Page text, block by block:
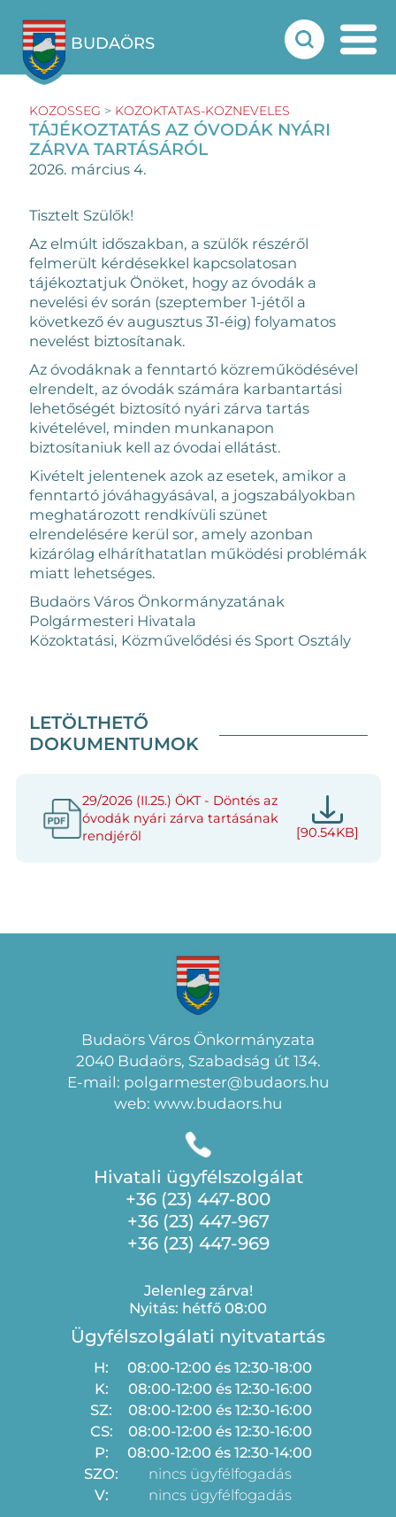
BUDAÖRS
KOZOSSEG > KOZOKTATAS-KOZNEVELES
TÁJÉKOZTATÁS AZ ÓVODÁK NYÁRI
ZÁRVA TARTÁSÁRÓL
2026. március 4.
Tisztelt Szülők!
Az elmúlt időszakban, a szülők részéről
felmerült kérdésekkel kapcsolatosan
tájékoztatjuk Önöket, hogy az óvodák a
nevelési év során (szeptember 1-jétől a
következő év augusztus 31-éig) folyamatos
nevelést biztosítanak.
Az óvodáknak a fenntartó közreműködésével
elrendelt, az óvodák számára karbantartási
lehetőségét biztosító nyári zárva tartás
kivételével, minden munkanapon
biztosítaniuk kell az óvodai ellátást.
Kivételt jelentenek azok az esetek, amikor a
fenntartó jóváhagyásával, a jogszabályokban
meghatározott rendkívüli szünet
elrendelésére kerül sor, amely azonban
kizárólag elháríthatatlan működési problémák
miatt lehetséges.
Budaörs Város Önkormányzatának
Polgármesteri Hivatala
Közoktatási, Közművelődési és Sport Osztály
LETÖLTHETŐ
DOKUMENTUMOK
29/2026 (II.25.) ÖKT - Döntés az
óvodák nyári zárva tartásának
rendjéről
[90.54KB]
Budaörs Város Önkormányzata
2040 Budaörs, Szabadság út 134.
E-mail: polgarmester@budaors.hu
web: www.budaors.hu
Hivatali ügyfélszolgálat
+36 (23) 447-800
+36 (23) 447-967
+36 (23) 447-969
Jelenleg zárva!
Nyitás: hétfő 08:00
Ügyfélszolgálati nyitvatartás
H:
08:00-12:00 és 12:30-18:00
K:
08:00-12:00 és 12:30-16:00
SZ:
08:00-12:00 és 12:30-16:00
CS:
08:00-12:00 és 12:30-16:00
P:
08:00-12:00 és 12:30-14:00
SZO:
nincs ügyfélfogadás
V:
nincs ügyfélfogadás